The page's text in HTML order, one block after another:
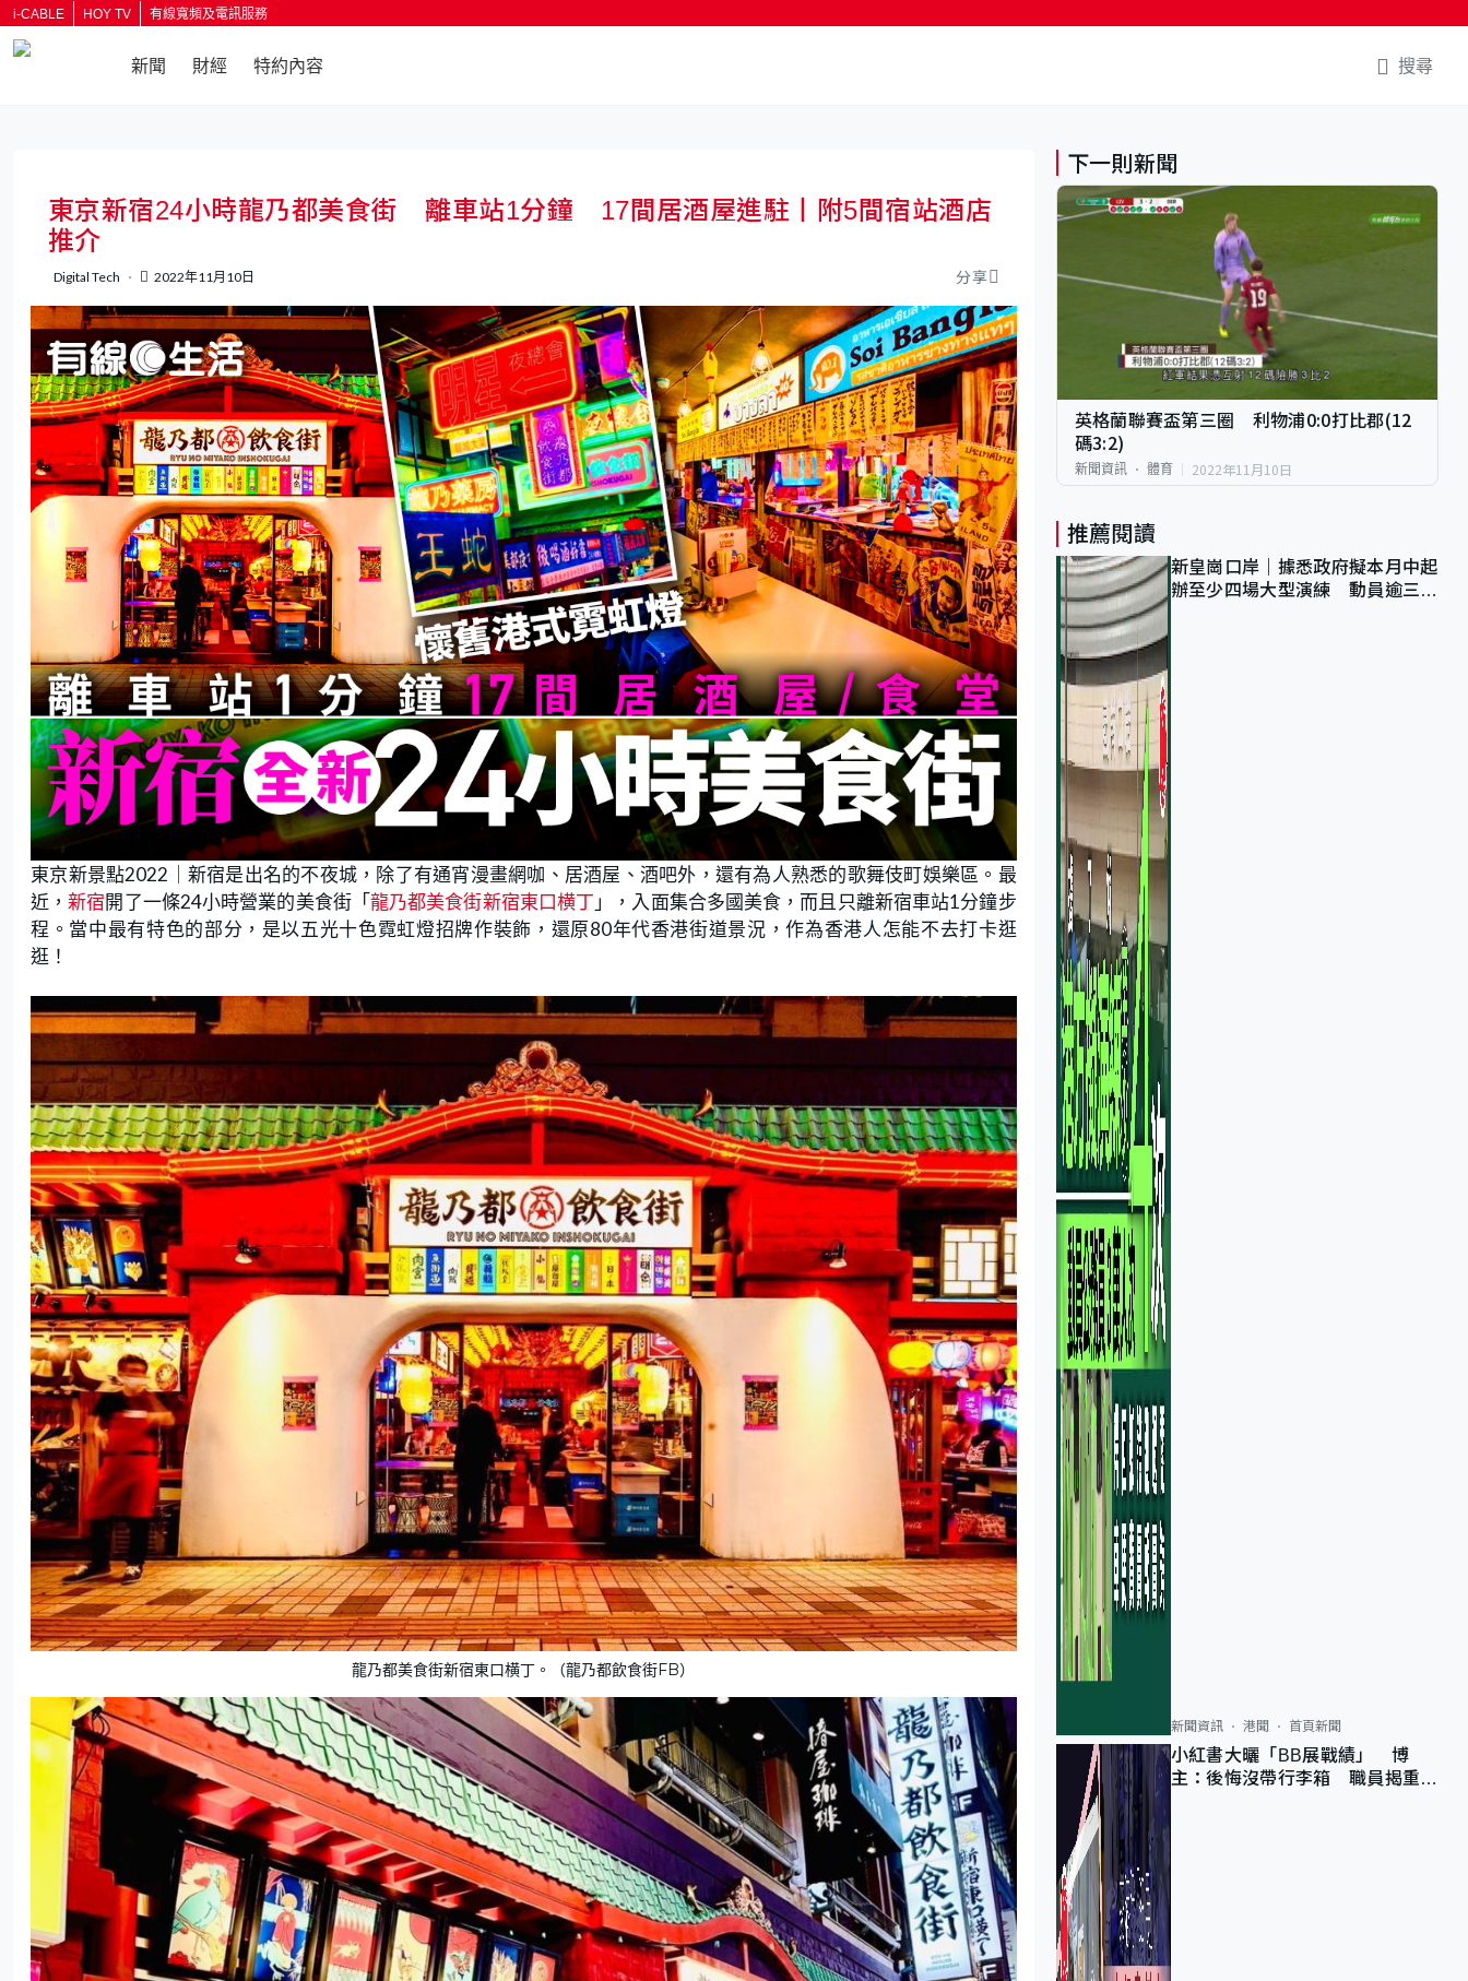
i-CABLE HOY TV 有線寬頻及電訊服務
新聞 財經 特約內容 搜尋
東京新宿24小時龍乃都美食街 離車站1分鐘 17間居酒屋進駐丨附5間宿站酒店
推介
Digital Tech 2022年11月10日 分享
東京新景點2022｜新宿是出名的不夜城，除了有通宵漫畫網咖、居酒屋、酒吧外，還有為人熟悉的歌舞伎町娛樂區。最
近，新宿開了一條24小時營業的美食街「龍乃都美食街新宿東口横丁 」，入面集合多國美食，而且只離新宿車站1分鐘步
程。當中最有特色的部分，是以五光十色霓虹燈招牌作裝飾，還原80年代香港街道景況，作為香港人怎能不去打卡逛
逛！
龍乃都美食街新宿東口横丁。（龍乃都飲食街FB）
下一則新聞
英格蘭聯賽盃第三圈 利物浦0:0打比郡(12
碼3:2)
新聞資訊 體育 2022年11月10日
推薦閱讀
新皇崗口岸｜據悉政府擬本月中起
辦至少四場大型演練 動員逾三萬
新聞資訊 港聞 首頁新聞
小紅書大曬「BB展戰績」 博
主：後悔沒帶行李箱 職員揭重複